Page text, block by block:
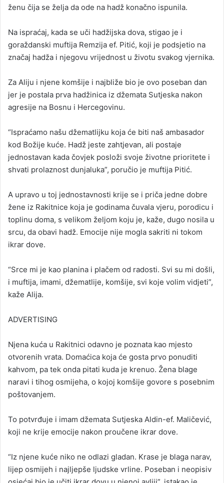
ženu čija se želja da ode na hadž konačno ispunila.
Na ispraćaj, kada se uči hadžijska dova, stigao je i
goraždanski muftija Remzija ef. Pitić, koji je podsjetio na
značaj hadža i njegovu vrijednost u životu svakog vjernika.
Za Aliju i njene komšije i najbliže bio je ovo poseban dan
jer je postala prva hadžinica iz džemata Sutjeska nakon
agresije na Bosnu i Hercegovinu.
“Ispraćamo našu džematlijku koja će biti naš ambasador
kod Božije kuće. Hadž jeste zahtjevan, ali postaje
jednostavan kada čovjek posloži svoje životne prioritete i
shvati prolaznost dunjaluka”, poručio je muftija Pitić.
A upravo u toj jednostavnosti krije se i priča jedne dobre
žene iz Rakitnice koja je godinama čuvala vjeru, porodicu i
toplinu doma, s velikom željom koju je, kaže, dugo nosila u
srcu, da obavi hadž. Emocije nije mogla sakriti ni tokom
ikrar dove.
“Srce mi je kao planina i plačem od radosti. Svi su mi došli,
i muftija, imami, džematlije, komšije, svi koje volim vidjeti”,
kaže Alija.
ADVERTISING
Njena kuća u Rakitnici odavno je poznata kao mjesto
otvorenih vrata. Domaćica koja će gosta prvo ponuditi
kahvom, pa tek onda pitati kuda je krenuo. Žena blage
naravi i tihog osmijeha, o kojoj komšije govore s posebnim
poštovanjem.
To potvrđuje i imam džemata Sutjeska Aldin-ef. Maličević,
koji ne krije emocije nakon proučene ikrar dove.
“Iz njene kuće niko ne odlazi gladan. Krase je blaga narav,
lijep osmijeh i najljepše ljudske vrline. Poseban i neopisiv